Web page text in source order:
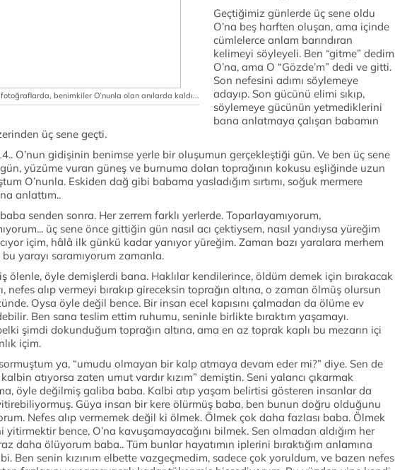
fotoğraflarda, benimkiler O’nunla olan anılarda kaldı...
Geçtiğimiz günlerde üç sene oldu
O’na beş harften oluşan, ama içinde
cümlelerce anlam barındıran
kelimeyi söyleyeli. Ben “gitme” dedim
O’na, ama O “Gözde’m” dedi ve gitti.
Son nefesini adımı söylemeye
adayıp. Son gücünü elimi sıkıp,
söylemeye gücünün yetmediklerini
bana anlatmaya çalışan babamın
üç sene geçti.
O’nun gidişinin benimse yerle bir oluşumun gerçekleştiği gün. Ve ben üç sene
yüzüme vuran güneş ve burnuma dolan toprağının kokusu eşliğinde uzun
O’nunla. Eskiden dağ gibi babama yasladığım sırtımı, soğuk mermere
anlattım..
baba senden sonra. Her zerrem farklı yerlerde. Toparlayamıyorum,
üç sene önce gittiğin gün nasıl acı çektiysem, nasıl yandıysa yüreğim
içim, hâlâ ilk günkü kadar yanıyor yüreğim. Zaman bazı yaralara merhem
yarayı saramıyorum zamanla.
ölenle, öyle demişlerdi bana. Haklılar kendilerince, öldüm demek için bırakacak
nefes alıp vermeyi bırakıp gireceksin toprağın altına, o zaman ölmüş olursun
Oysa öyle değil bence. Bir insan ecel kapısını çalmadan da ölüme ev
Ben sana teslim ettim ruhumu, seninle birlikte bıraktım yaşamayı.
şimdi dokunduğum toprağın altına, ama en az toprak kaplı bu mezarın içi
içim.
ya, “umudu olmayan bir kalp atmaya devam eder mi?” diye. Sen de
atıyorsa zaten umut vardır kızım” demiştin. Seni yalancı çıkarmak
öyle değilmiş galiba baba. Kalbi atıp yaşam belirtisi gösteren insanlar da
Güya insan bir kere ölürmüş baba, ben bunun doğru olduğunu
Nefes alıp vermemek değil ki ölmek. Ölmek çok daha fazlası baba. Ölmek
yitirmektir bence, O’na kavuşamayacağını bilmek. Sen olmadan aldığım her
daha ölüyorum baba.. Tüm bunlar hayatımın iplerini bıraktığım anlamına
Ben senin kızınım elbette vazgeçmedim, sadece çok yoruldum, ve bazen nefes